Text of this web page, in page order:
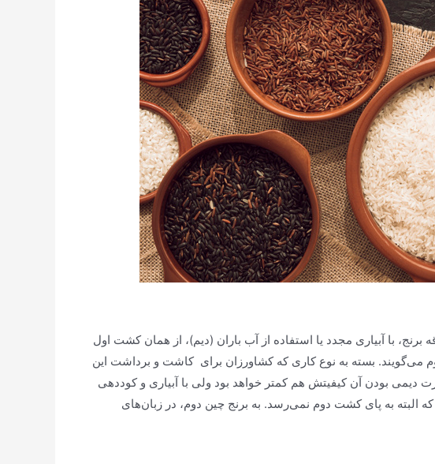
با آبیاری مجدد یا استفاده از آب باران (دیم)، از همان کشت اول
بسته به نوع کاری که کشاورزان برای کاشت و برداشت این
بودن آن کیفیتش هم کمتر خواهد بود ولی با آبیاری و کوددهی
البته به پای کشت دوم نمی‌رسد. به برنج چین دوم، در زبان‌های